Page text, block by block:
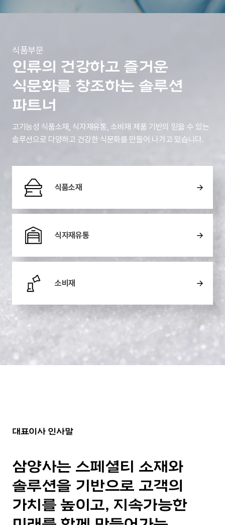
식품부문
인류의 건강하고 즐거운
식문화를 창조하는 솔루션
파트너
고기능성 식품소재, 식자재유통, 소비재 제품 기반의 믿을 수 있는
솔루션으로 다양하고 건강한 식문화를 만들어 나가고 있습니다.
식품소재
식자재유통
소비재
대표이사 인사말
삼양사는 스페셜티 소재와
솔루션을 기반으로 고객의
가치를 높이고, 지속가능한